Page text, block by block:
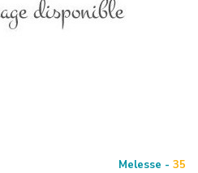
Melesse - 35